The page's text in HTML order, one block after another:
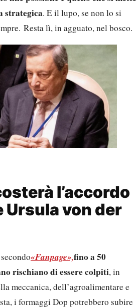
strategica. E il lupo, se non lo si
Resta lì, in agguato, nel bosco.
l’accordo
Ursula von der
«Fanpage»,fino a 50
rischiano di essere colpiti, in
meccanica, dell’agroalimentare e
i formaggi Dop potrebbero subire